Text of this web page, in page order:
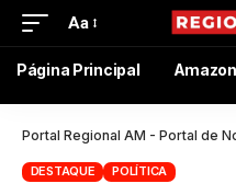
Aa
Página Principal
Portal Regional AM - Portal de
DESTAQUE POLÍTICA